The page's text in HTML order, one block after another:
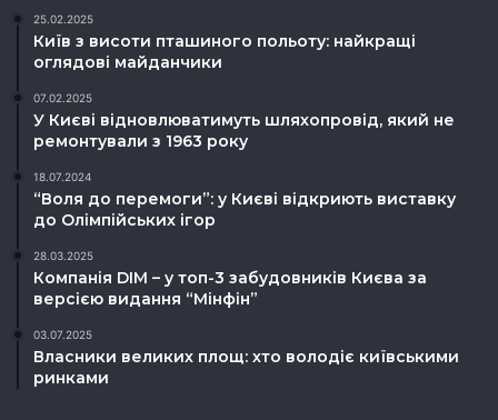
25.02.2025
Київ з висоти пташиного польоту: найкращі
оглядові майданчики
07.02.2025
У Києві відновлюватимуть шляхопровід, який не
ремонтували з 1963 року
18.07.2024
“Воля до перемоги”: у Києві відкриють виставку
до Олімпійських ігор
28.03.2025
Компанія DIM – у топ-3 забудовників Києва за
версією видання “Мінфін”
03.07.2025
Власники великих площ: хто володіє київськими
ринками